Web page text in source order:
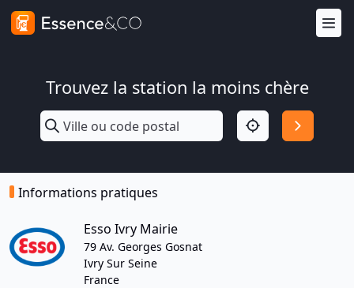
Trouvez la station la moins chère
Informations pratiques
Esso Ivry Mairie
79 Av. Georges Gosnat
Ivry Sur Seine
France